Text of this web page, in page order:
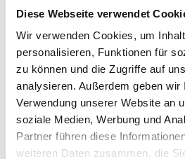
Diese Webseite verwendet
Wir verwenden Cookies, um
personalisieren, Funktionen für
zu können und die Zugriffe auf
analysieren. Außerdem geben
Verwendung unserer Website an
soziale Medien, Werbung und
Partner führen diese
weiteren Daten zusammen, die
Ihr Partner für
Sehen in Neuss